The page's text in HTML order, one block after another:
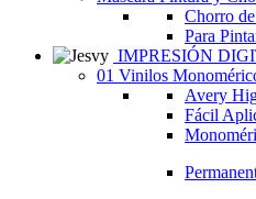
Chorro
Para
IMPRESIÓN
01 Vinilos
Avery
Fácil